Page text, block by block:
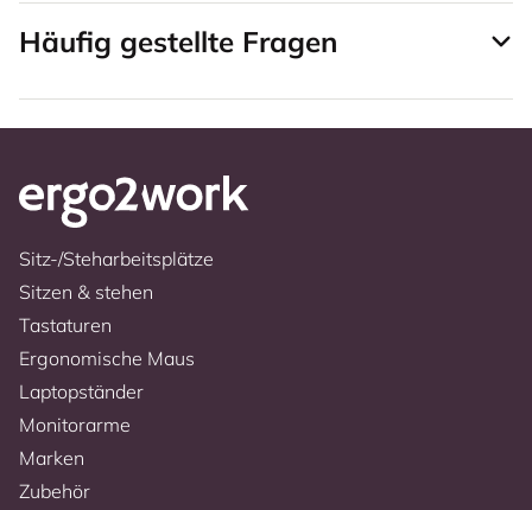
Häufig gestellte Fragen
Sitz-/Steharbeitsplätze
Sitzen & stehen
Tastaturen
Ergonomische Maus
Laptopständer
Monitorarme
Marken
Zubehör